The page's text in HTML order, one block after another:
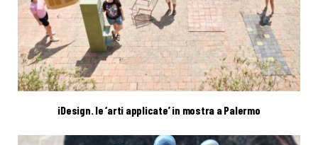
iDesign. le ‘arti applicate’ in mostra a Palermo